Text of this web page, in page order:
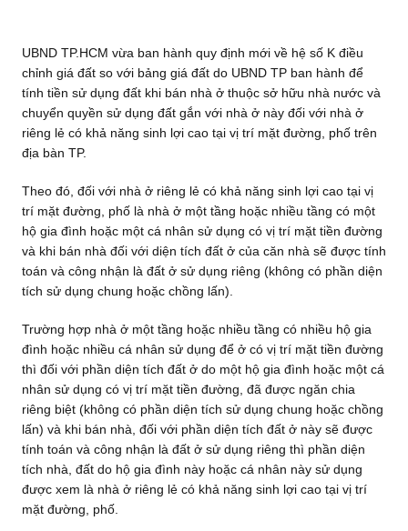
UBND TP.HCM vừa ban hành quy định mới về hệ số K điều
chỉnh giá đất so với bảng giá đất do UBND TP ban hành để
tính tiền sử dụng đất khi bán nhà ở thuộc sở hữu nhà nước và
chuyển quyền sử dụng đất gắn với nhà ở này đối với nhà ở
riêng lẻ có khả năng sinh lợi cao tại vị trí mặt đường, phố trên
địa bàn TP.
Theo đó, đối với nhà ở riêng lẻ có khả năng sinh lợi cao tại vị
trí mặt đường, phố là nhà ở một tầng hoặc nhiều tầng có một
hộ gia đình hoặc một cá nhân sử dụng có vị trí mặt tiền đường
và khi bán nhà đối với diện tích đất ở của căn nhà sẽ được tính
toán và công nhận là đất ở sử dụng riêng (không có phần diện
tích sử dụng chung hoặc chồng lấn).
Trường hợp nhà ở một tầng hoặc nhiều tầng có nhiều hộ gia
đình hoặc nhiều cá nhân sử dụng để ở có vị trí mặt tiền đường
thì đối với phần diện tích đất ở do một hộ gia đình hoặc một cá
nhân sử dụng có vị trí mặt tiền đường, đã được ngăn chia
riêng biệt (không có phần diện tích sử dụng chung hoặc chồng
lấn) và khi bán nhà, đối với phần diện tích đất ở này sẽ được
tính toán và công nhận là đất ở sử dụng riêng thì phần diện
tích nhà, đất do hộ gia đình này hoặc cá nhân này sử dụng
được xem là nhà ở riêng lẻ có khả năng sinh lợi cao tại vị trí
mặt đường, phố.